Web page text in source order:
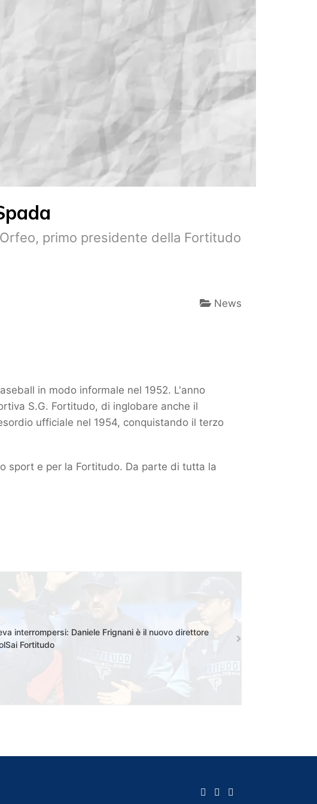
primo presidente della Fortitudo
News
in modo informale nel 1952. L'anno
S.G. Fortitudo, di inglobare anche il
ufficiale nel 1954, conquistando il terzo
sport e per la Fortitudo. Da parte di tutta la
interrompersi: Daniele Frignani è il nuovo direttore
Fortitudo